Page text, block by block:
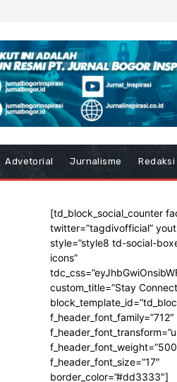
Advetorial Jurnalisme Redaksi
[td_block_social_counter
twitter=”tagdivofficial”
style=”style8 td-social-
icons”
custom_title=”Stay
f_header_font_family=”712″
f_header_font_size=”17″
border_color=”#dd3333″]